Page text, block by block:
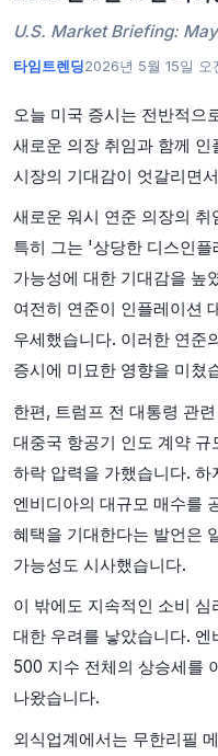
U.S. Market Briefing:
타임트렌딩2026년 5월 15일 오
오늘 미국 증시는 전반적으
새로운 의장 취임과 함께
시장의 기대감이 엇갈리면
새로운 워시 연준 의장의
특히 그는 '상당한 디스인
가능성에 대한 기대감을 높
여전히 연준이 인플레이션
우세했습니다. 이러한 연준
증시에 미묘한 영향을 미쳤
한편, 트럼프 전 대통령 관
대중국 항공기 인도 계약
하락 압력을 가했습니다.
엔비디아의 대규모 매수를
혜택을 기대한다는 발언은
가능성도 시사했습니다.
이 밖에도 지속적인 소비
대한 우려를 낳았습니다.
500 지수 전체의 상승세를
나왔습니다.
외식업계에서는 무한리필